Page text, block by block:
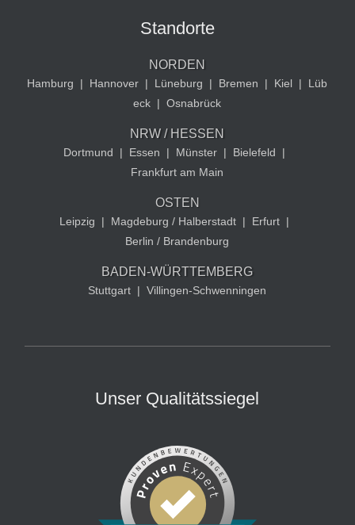
Standorte
NORDEN
Hamburg | Hannover | Lüneburg | Bremen | Kiel |
Lüb
eck | Osnabrück
NRW / HESSEN
Dortmund | Essen | Münster | Bielefeld
|
Frankfurt am Main
OSTEN
Leipzig | Magdeburg / Halberstadt | Erfurt |
Berlin / Brandenburg
BADEN-WÜRTTEMBERG
Stuttgart | Villingen-Schwenningen
Unser Qualitätssiegel